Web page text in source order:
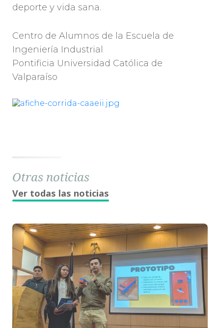
deporte y vida sana.
Centro de Alumnos de la Escuela de
Ingeniería Industrial
Pontificia Universidad Católica de
Valparaíso
Otras noticias
Ver todas las noticias